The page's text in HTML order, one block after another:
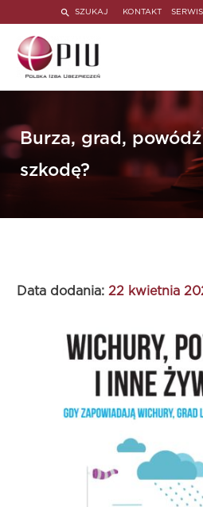
SZUKAJ KONTAKT
Burza, grad,
szkodę?
Data dodania: 22 kwietnia